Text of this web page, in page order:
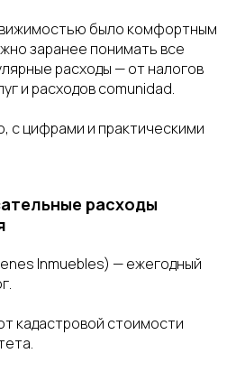
было комфортным
заранее понимать все
расходы — от налогов
и расходов comunidad.
с цифрами и практическими
расходы
Inmuebles) — ежегодный
кадастровой стоимости